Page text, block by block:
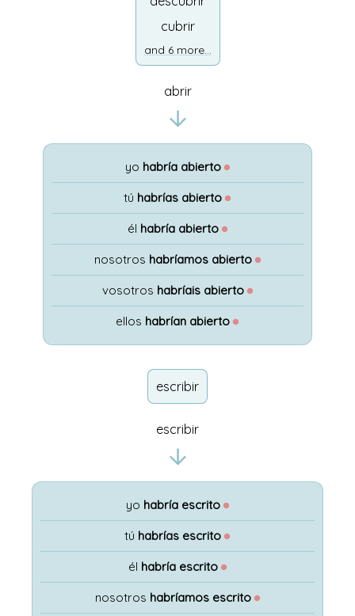
cubrir
and 6 more...
abrir
yo habría abierto ●
tú habrías abierto ●
él habría abierto ●
nosotros habríamos abierto ●
vosotros habríais abierto ●
ellos habrían abierto ●
escribir
escribir
yo habría escrito ●
tú habrías escrito ●
él habría escrito ●
nosotros habríamos escrito ●